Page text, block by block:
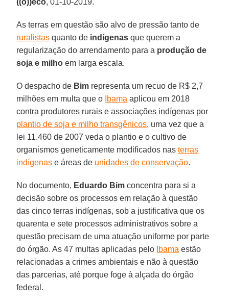
As terras em questão são alvo de pressão tanto de
ruralistas quanto de indígenas que querem a
regularização do arrendamento para a produção de
soja e milho em larga escala.
O despacho de Bim representa um recuo de R$ 2,7
milhões em multa que o Ibama aplicou em 2018
contra produtores rurais e associações indígenas por
plantio de soja e milho transgênicos, uma vez que a
lei 11.460 de 2007 veda o plantio e o cultivo de
organismos geneticamente modificados nasterras
indígenas e áreas de unidades de conservação.
No documento, Eduardo Bim concentra para si a
decisão sobre os processos em relação à questão
das cinco terras indígenas, sob a justificativa que os
quarenta e sete processos administrativos sobre a
questão precisam de uma atuação uniforme por parte
do órgão. As 47 multas aplicadas pelo Ibama estão
relacionadas a crimes ambientais e não à questão
das parcerias, até porque foge à alçada do órgão
federal.